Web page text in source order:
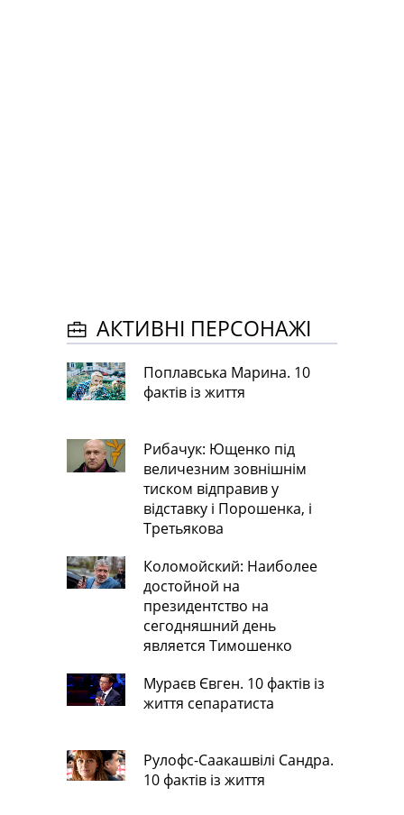
АКТИВНІ ПЕРСОНАЖІ
Поплавська Марина. 10
фактів із життя
Рибачук: Ющенко під
величезним зовнішнім
тиском відправив у
відставку і Порошенка, і
Третьякова
Коломойский: Наиболее
достойной на
президентство на
сегодняшний день
является Тимошенко
Мураєв Євген. 10 фактів із
життя сепаратиста
Рулофс-Саакашвілі Сандра.
10 фактів із життя